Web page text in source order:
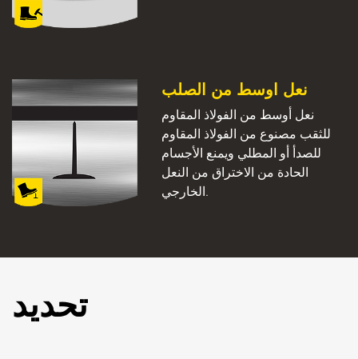
نعل اوسط من الصلب
نعل أوسط من الفولاذ المقاوم
للثقب مصنوع من الفولاذ المقاوم
للصدأ أو المطلي ويمنع الأجسام
الحادة من الاختراق من النعل
تحديد